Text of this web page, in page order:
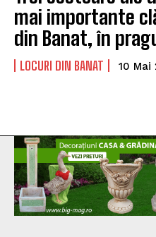
mai importante
din Banat, în
LOCURI DIN BANAT 10 Mai